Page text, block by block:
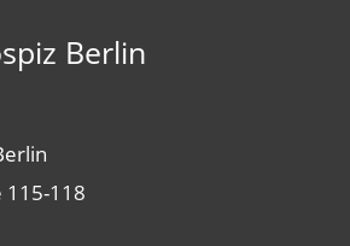
Berlin
115-118